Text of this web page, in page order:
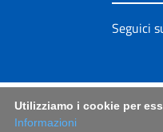
Seguici
Utilizziamo i cookie per
Informazioni